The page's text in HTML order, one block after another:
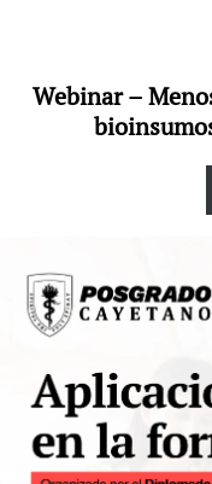
Webinar –